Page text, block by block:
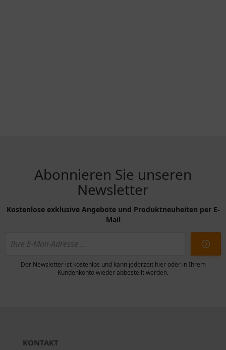
Abonnieren Sie unseren
Newsletter
Kostenlose exklusive Angebote und Produktneuheiten per E-
Mail
Der Newsletter ist kostenlos und kann jederzeit hier oder in Ihrem
Kundenkonto wieder abbestellt werden.
KONTAKT